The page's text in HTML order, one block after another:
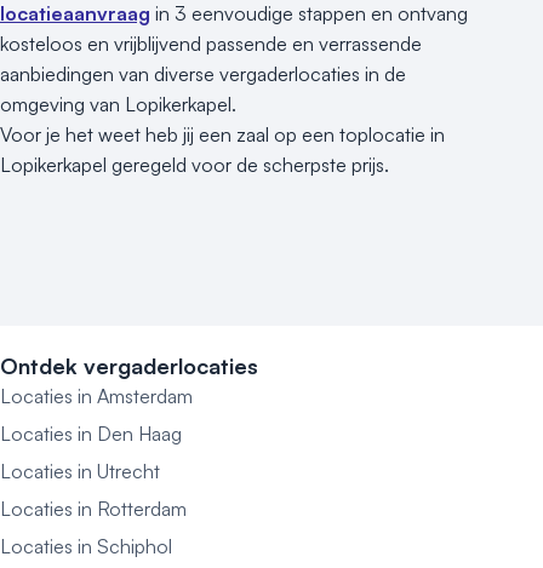
locatieaanvraag in 3 eenvoudige stappen en ontvang
kosteloos en vrijblijvend passende en verrassende
aanbiedingen van diverse vergaderlocaties in de
omgeving van Lopikerkapel.
Voor je het weet heb jij een zaal op een toplocatie in
Lopikerkapel geregeld voor de scherpste prijs.
Ontdek vergaderlocaties
Locaties in Amsterdam
Locaties in Den Haag
Locaties in Utrecht
Locaties in Rotterdam
Locaties in Schiphol